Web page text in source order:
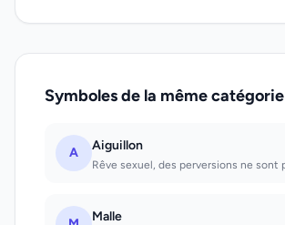
Symboles de la même catégorie
A Aiguillon
Malle